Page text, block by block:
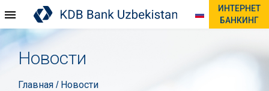
ИНТЕРНЕТ
БАНКИНГ
Новости
Главная / Новости